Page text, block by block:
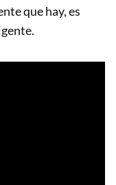
que hay, es